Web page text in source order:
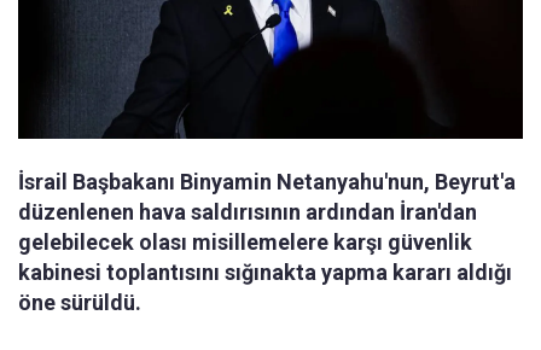
İsrail Başbakanı Binyamin Netanyahu'nun, Beyrut'a
düzenlenen hava saldırısının ardından İran'dan
gelebilecek olası misillemelere karşı güvenlik
kabinesi toplantısını sığınakta yapma kararı aldığı
öne sürüldü.